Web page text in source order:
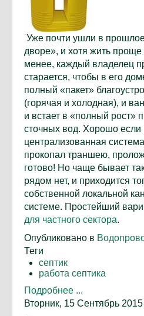
Уже почти ушли в
дворе», и хотя жить
менее, каждый владелец
старается, чтобы в его
полный «пакет»
(горячая и холодная), и
и встает в «полный рост»
сточных вод. Хорошо
централизованная
прокопал траншею,
готово! Но чаще бывает
рядом нет, и приходится
собственной локальной
системе. Простейший
для частного сектора.
Опубликовано в
Теги
септик
работа септика
Подробнее ...
Вторник, 15 Сентябрь